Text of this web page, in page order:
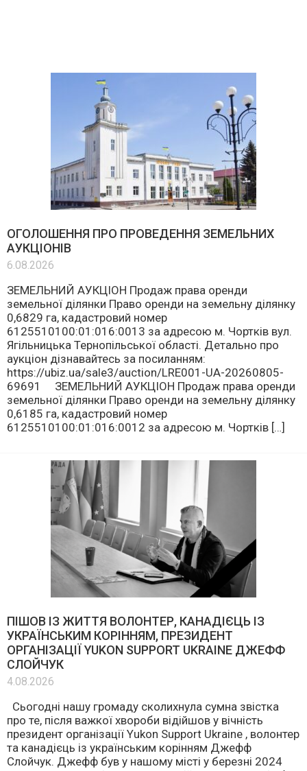
ОГОЛОШЕННЯ ПРО ПРОВЕДЕННЯ ЗЕМЕЛЬНИХ
АУКЦІОНІВ
6.08.2026
ЗЕМЕЛЬНИЙ АУКЦІОН Продаж права оренди
земельної ділянки Право оренди на земельну ділянку
0,6829 га, кадастровий номер
6125510100:01:016:0013 за адресою м. Чортків вул.
Ягільницька Тернопільської області. Детально про
аукціон дізнавайтесь за посиланням:
https://ubiz.ua/sale3/auction/LRE001-UA-20260805-
69691 ЗЕМЕЛЬНИЙ АУКЦІОН Продаж права оренди
земельної ділянки Право оренди на земельну ділянку
0,6185 га, кадастровий номер
6125510100:01:016:0012 за адресою м. Чортків […]
ПІШОВ ІЗ ЖИТТЯ ВОЛОНТЕР, КАНАДІЄЦЬ ІЗ
УКРАЇНСЬКИМ КОРІННЯМ, ПРЕЗИДЕНТ
ОРГАНІЗАЦІЇ YUKON SUPPORT UKRAINE ДЖЕФФ
СЛОЙЧУК
4.08.2026
Сьогодні нашу громаду сколихнула сумна звістка
про те, після важкої хвороби відійшов у вічність
президент організації Yukon Support Ukraine , волонтер
та канадієць із українським корінням Джефф
Слойчук. Джефф був у нашому місті у березні 2024